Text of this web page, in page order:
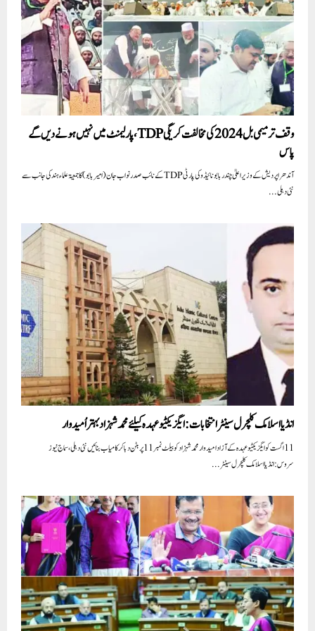
وقف ترمیمی بل 2024 کی مخالفت کریگی TDP، پارلیمنٹ میں نہیں ہونے دیں گے
پاس
آندھرا پردیش کے وزیر اعلیٰ چندربابو نائیڈو کی پارٹی TDPکے نائب صدر نواب جان (امیر بابو) کا جمعیۃ علماء ہند کی جانب سے
نئی دہلی...
انڈیا اسلامک کلچرل سینٹرانتخابات:ایگزیکٹیو عہدہ کیلئے محمد شہزاد بہتر اُمیدوار
11اگست کو ایگزیکٹیو عہدہ کے آزاد امیدوار محمد شہزاد کو بیلٹ نمبر 11پر بٹن دبا کر کامیاب بنائیں نئی دہلی،سماج نیوز
سروس:انڈیا اسلامک کلچرل سینٹر...